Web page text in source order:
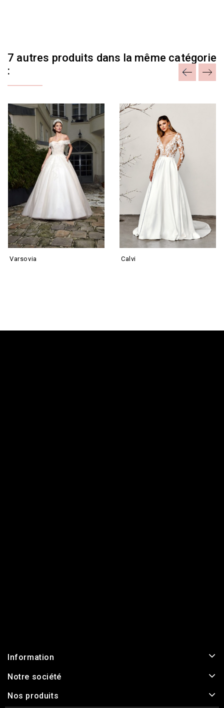
7 autres produits dans la même catégorie
:
Varsovia Calvi
Information
Notre société
Nos produits